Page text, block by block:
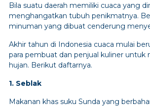
Bila suatu daerah memiliki cuaca yang
menghangatkan tubuh penikmatnya.
minuman yang dibuat cenderung
Akhir tahun di Indonesia cuaca mulai
para pembuat dan penjual kuliner
hujan. Berikut daftarnya.
1. Seblak
Makanan khas suku Sunda yang